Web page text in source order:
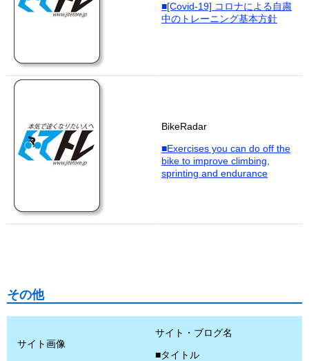
■[Covid-19] コロナによる自粛
中のトレーニング基本方針
BikeRadar
■Exercises you can do off the
bike to improve climbing,
sprinting and endurance
その他
サイト画像
サイト・ブログ名
■タイトル